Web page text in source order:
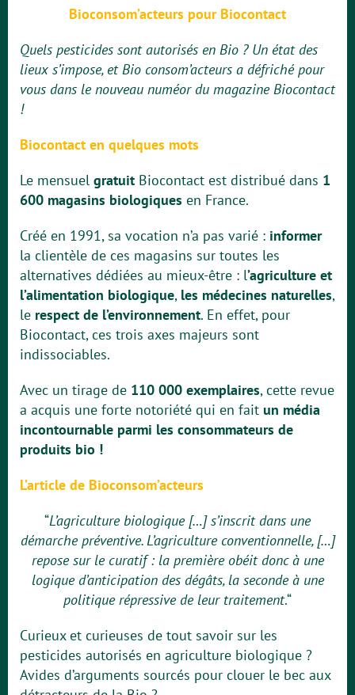
Bioconsom’acteurs pour Biocontact
Quels pesticides sont autorisés en Bio ? Un état des
lieux s’impose, et Bio consom’acteurs a défriché pour
vous dans le nouveau numéor du magazine Biocontact
!
Biocontact en quelques mots
Le mensuel gratuit Biocontact est distribué dans 1
600 magasins biologiques en France.
Créé en 1991, sa vocation n’a pas varié : informer
la clientèle de ces magasins sur toutes les
alternatives dédiées au mieux-être : l’agriculture et
l’alimentation biologique, les médecines naturelles,
le respect de l’environnement. En effet, pour
Biocontact, ces trois axes majeurs sont
indissociables.
Avec un tirage de 110 000 exemplaires, cette revue
a acquis une forte notoriété qui en fait un média
incontournable parmi les consommateurs de
produits bio !
L’article de Bioconsom’acteurs
“L’agriculture biologique […] s’inscrit dans une
démarche préventive. L’agriculture conventionnelle, […]
repose sur le curatif : la première obéit donc à une
logique d’anticipation des dégâts, la seconde à une
politique répressive de leur traitement.“
Curieux et curieuses de tout savoir sur les
pesticides autorisés en agriculture biologique ?
Avides d’arguments sourcés pour clouer le bec aux